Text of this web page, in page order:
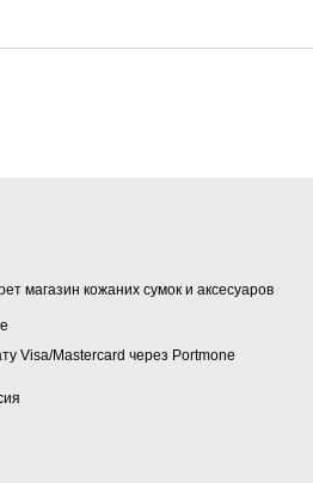
магазин кожаних сумок и аксесуаров